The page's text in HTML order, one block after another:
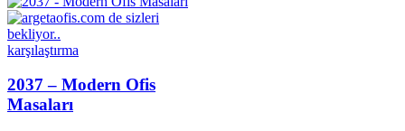
karşılaştırma
2037 – Modern Ofis
Masaları